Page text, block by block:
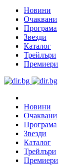
Новини
Очаквани
Програма
Звезди
Каталог
Трейлъри
Премиери
Новини
Очаквани
Програма
Звезди
Каталог
Трейлъри
Премиери